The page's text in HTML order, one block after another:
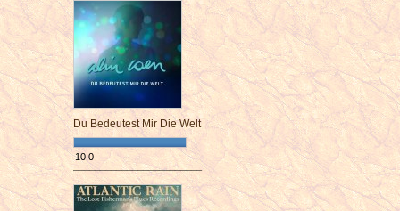
Du Bedeutest Mir Die Welt
10,0
¯¯¯¯¯¯¯¯¯¯¯¯¯¯¯¯¯¯¯¯¯¯¯¯